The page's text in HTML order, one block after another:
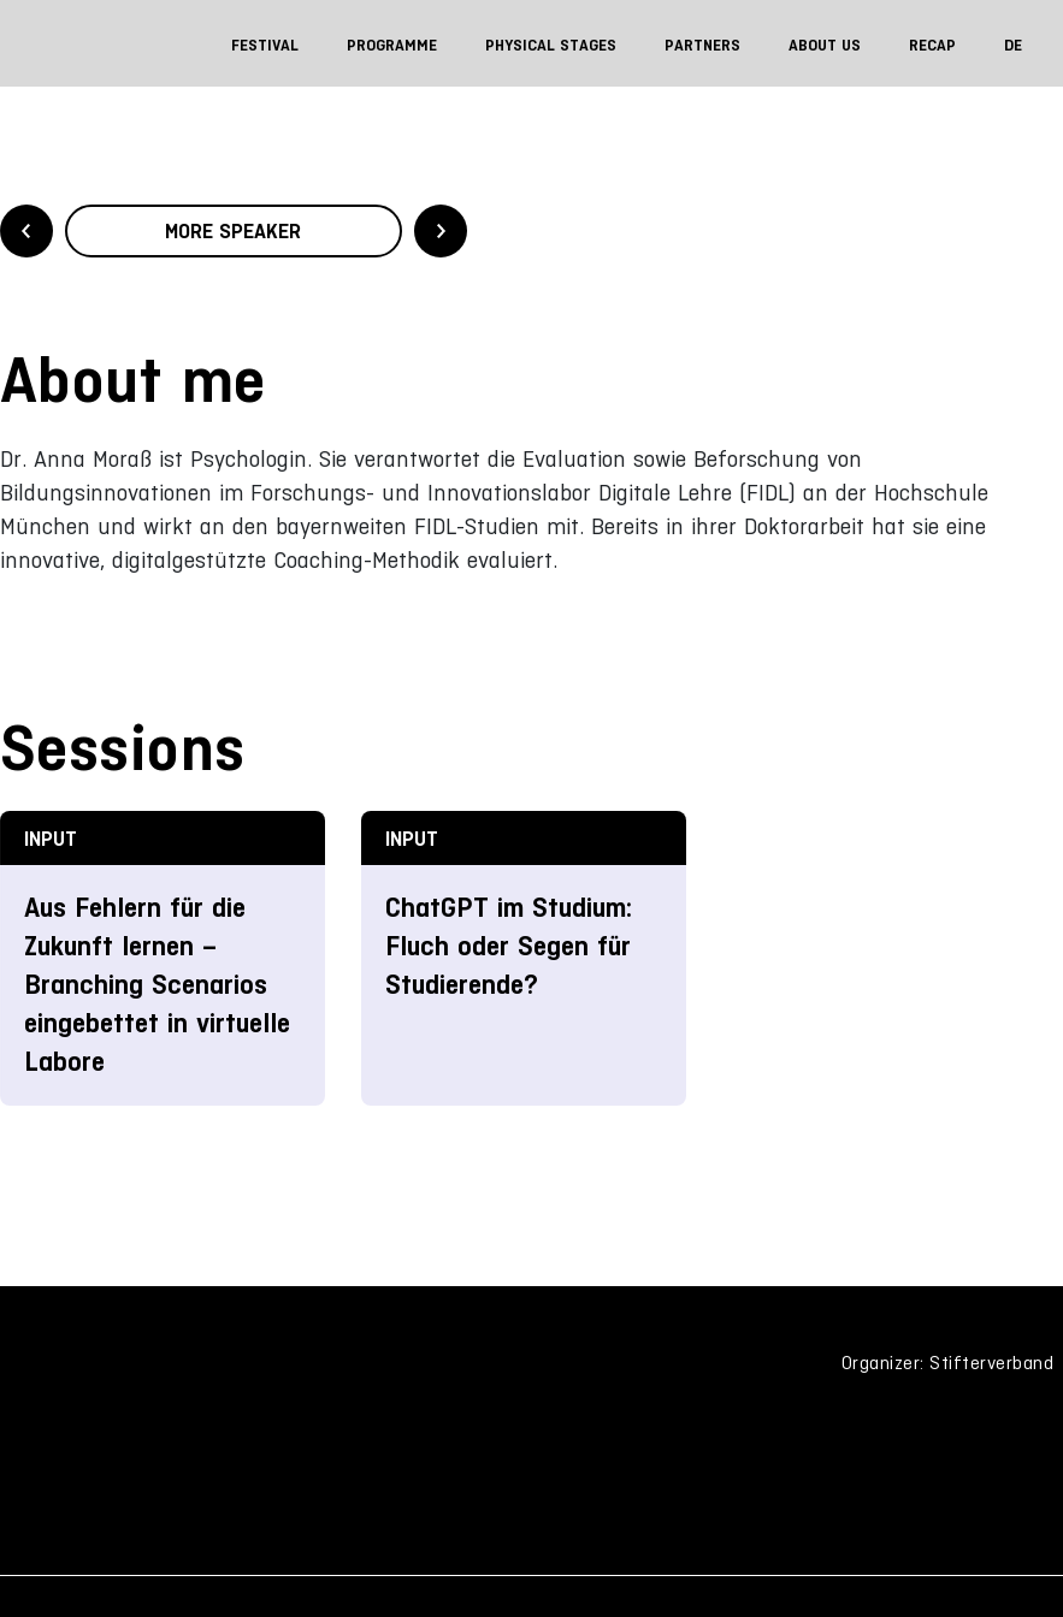
FESTIVAL PROGRAMME PHYSICAL STAGES PARTNERS ABOUT US RECAP DE
MORE SPEAKER
About me
Dr. Anna Moraß ist Psychologin. Sie verantwortet die Evaluation sowie Beforschung von
Bildungsinnovationen im Forschungs- und Innovationslabor Digitale Lehre (FIDL) an der Hochschule
München und wirkt an den bayernweiten FIDL-Studien mit. Bereits in ihrer Doktorarbeit hat sie eine
innovative, digitalgestützte Coaching-Methodik evaluiert.
Sessions
INPUT
Aus Fehlern für die
Zukunft lernen –
Branching Scenarios
eingebettet in virtuelle
Labore
INPUT
ChatGPT im Studium:
Fluch oder Segen für
Studierende?
Organizer: Stifterverband